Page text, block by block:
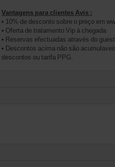
Vantagens para clientes Avis :
• 10% de desconto sobre o preço em
• Oferta de tratamento Vip à chegada
• Reservas efectuadas através do
• Descontos acima não são
descontos ou tarifa PPG.